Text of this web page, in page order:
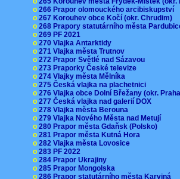
o 266 Prapor olomouckého arcibiskupství
o 267 Korouhev obce Kočí (okr. Chrudim)
o 268 Prapory statutárního města
o 269 PF 2021
o 270 Vlajka Antarktidy
o 271 Vlajka města Trutnov
o 272 Prapor Světlé nad Sázavou
o 273 Praporky České televize
o 274 Vlajky města Mělníka
o 275 Česká vlajka na plachetnici
o 276 Vlajka obce Dolní Břežany (okr.
o 277 Česká vlajka nad galerií DOX
o 278 Vlajka města Berouna
o 279 Vlajka Nového Města nad Metují
o 280 Prapor města Gdaňsk (Polsko)
o 281 Prapor města Kutná Hora
o 282 Vlajka města Lovosice
o 283 PF 2022
o 284 Prapor Ukrajiny
o 285 Prapor Mongolska
o 286 Prapor statutárního města Karviná